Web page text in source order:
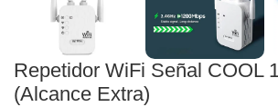
Repetidor WiFi Señal COOL
(Alcance Extra)